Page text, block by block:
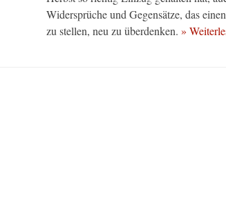
Widersprüche und Gegensätze, das
zu stellen, neu zu überdenken. »